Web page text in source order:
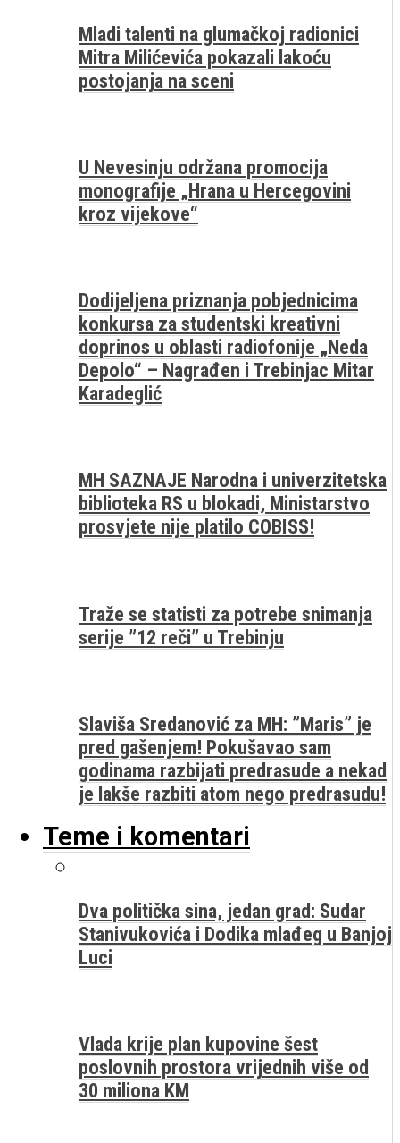
Mladi talenti na glumačkoj radionici
Mitra Milićevića pokazali lakoću
postojanja na sceni
U Nevesinju održana promocija
monografije „Hrana u Hercegovini
kroz vijekove“
Dodijeljena priznanja pobjednicima
konkursa za studentski kreativni
doprinos u oblasti radiofonije „Neda
Depolo“ – Nagrađen i Trebinjac Mitar
Karadeglić
MH SAZNAJE Narodna i univerzitetska
biblioteka RS u blokadi, Ministarstvo
prosvjete nije platilo COBISS!
Traže se statisti za potrebe snimanja
serije ”12 reči” u Trebinju
Slaviša Sredanović za MH: ”Maris” je
pred gašenjem! Pokušavao sam
godinama razbijati predrasude a nekad
je lakše razbiti atom nego predrasudu!
Teme i komentari
Dva politička sina, jedan grad: Sudar
Stanivukovića i Dodika mlađeg u Banjoj
Luci
Vlada krije plan kupovine šest
poslovnih prostora vrijednih više od
30 miliona KM